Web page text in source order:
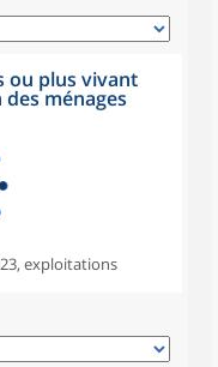
ou plus vivant
ménages
exploitations